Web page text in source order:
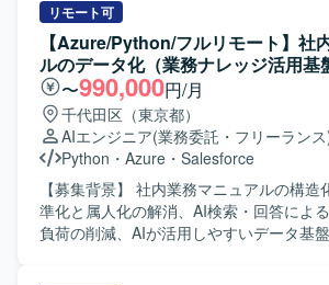
は、既存バッチのPythonへの書き換え、
の実施、リリース作業および運用対応を
す。あわせて、必要に応じて新規バッチ
ストもご対応いただきます。 【求める人物像】 業務要件に
対して主体的かつ責任感を持って取り組
を求めております。適切なタイミングで
発生時の状況を分かりやすく報告・説明
たします。また、株式情報を取り扱うに
観をお持ちの方を想定しております。 【ポジションの魅
力】 証券領域におけるリサーチシステム
トに関わることで、金融ドメインの知見
リモート可
【Azure/Python/フルリモート】社
ルのデータ化（業務ナレッジ活用基
〜990,000円/月
千代田区（東京都）
AIエンジニア(業務委託・フリーラン
Python ・ Azure ・ Salesforce
【募集背景】 社内業務マニュアルの構
準化と属人化の解消、AI検索・回答によ
負荷の削減、AIが活用しやすいデータ基